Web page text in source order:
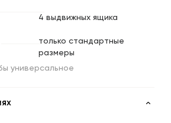
4 выдвижных ящика
только стандартные
размеры
универсальное